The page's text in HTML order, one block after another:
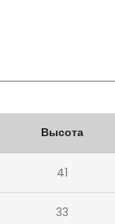
Высота
41
33